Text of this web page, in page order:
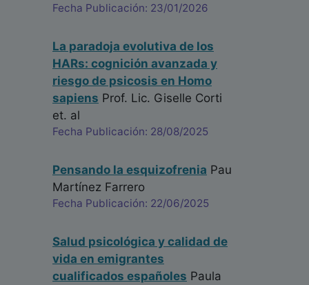
Fecha Publicación: 23/01/2026
La paradoja evolutiva de los
HARs: cognición avanzada y
riesgo de psicosis en Homo
sapiens Prof. Lic. Giselle Corti
et. al
Fecha Publicación: 28/08/2025
Pensando la esquizofrenia Pau
Martínez Farrero
Fecha Publicación: 22/06/2025
Salud psicológica y calidad de
vida en emigrantes
cualificados españoles Paula